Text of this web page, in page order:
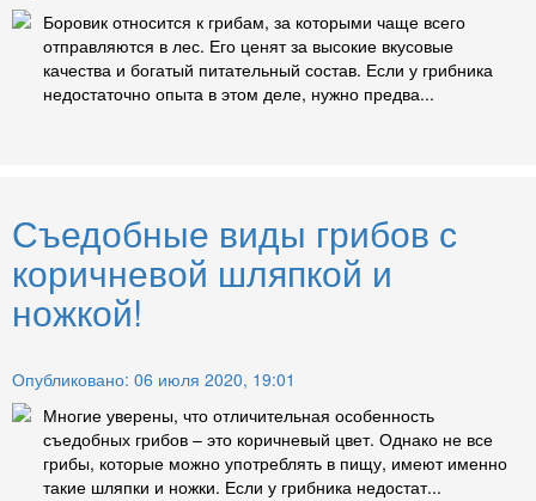
Боровик относится к грибам, за которыми чаще всего
отправляются в лес. Его ценят за высокие вкусовые
качества и богатый питательный состав. Если у грибника
недостаточно опыта в этом деле, нужно предва...
Съедобные виды грибов с
коричневой шляпкой и
ножкой!
Опубликовано: 06 июля 2020, 19:01
Многие уверены, что отличительная особенность
съедобных грибов – это коричневый цвет. Однако не все
грибы, которые можно употреблять в пищу, имеют именно
такие шляпки и ножки. Если у грибника недостат...